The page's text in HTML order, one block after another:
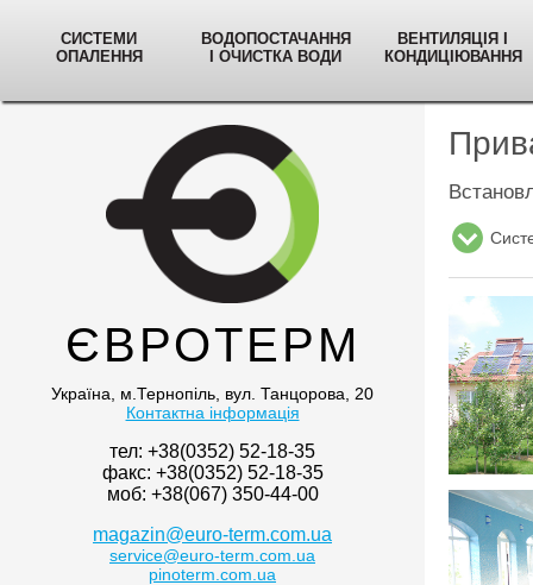
СИСТЕМИ
ОПАЛЕННЯ
ВОДОПОСТАЧАННЯ
І ОЧИСТКА ВОДИ
ВЕНТИЛЯЦІЯ І
КОНДИЦІЮВАННЯ
ЄВРОТЕРМ
Україна, м.Тернопіль, вул. Танцорова, 20
Контактна інформація
тел: +38(0352) 52-18-35
факс: +38(0352) 52-18-35
моб: +38(067) 350-44-00
magazin@euro-term.com.ua
service@euro-term.com.ua
pinoterm.com.ua